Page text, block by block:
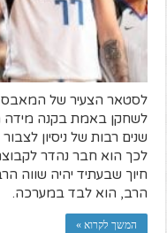
לסטאר הצעיר של המאבס
לשחקן באמת בקנה מידה
שנים רבות של ניסיון
לכך הוא חבר נהדר
חיוך שבעתיד יהיה שווה
הרב, הוא לבד במערכה.
המשך לקרוא »